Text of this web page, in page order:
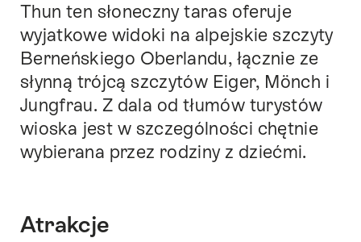
Thun ten słoneczny taras oferuje
wyjatkowe widoki na alpejskie szczyty
Berneńskiego Oberlandu, łącznie ze
słynną trójcą szczytów Eiger, Mönch i
Jungfrau. Z dala od tłumów turystów
wioska jest w szczególności chętnie
wybierana przez rodziny z dziećmi.
Atrakcje